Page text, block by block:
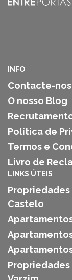
INFO
Contacte-nos
O nosso Blog
Política de
Termos e
Livro de
LINKS ÚTEIS
Propriedades
Castelo
Propriedades